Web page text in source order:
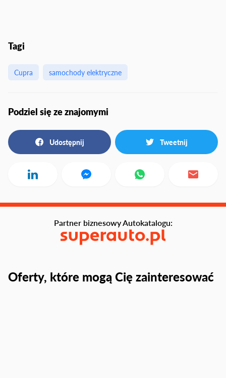
Tagi
Cupra samochody elektryczne
Podziel się ze znajomymi
Udostępnij Tweetnij
Oferty, które mogą Cię zainteresować
Partner biznesowy Autokatalogu: